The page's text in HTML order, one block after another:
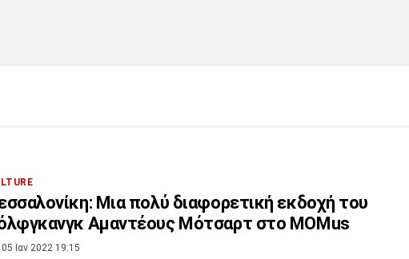
Μια πολύ διαφορετική εκδοχή του
Αμαντέους Μότσαρτ στο MOMus
05 Ιαν 2022 19:15